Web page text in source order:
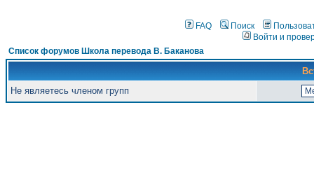
FAQ Поиск
Войти и
Список форумов Школа перевода В. Баканова
Не являетесь членом групп